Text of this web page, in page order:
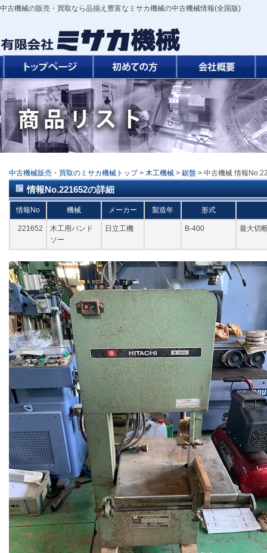
中古機械の販売・買取なら品揃え豊富なミサカ機械の中古機械情報(全国版)
中古機械販売・買取のミサカ機械トップ > 木工機械 > 鋸盤 > 中古機械 情報
情報No.221652の詳細
情報No 機械 メーカー 製造年 形式
221652
木工用バンド
ソー
日立工機 B-400 最大切